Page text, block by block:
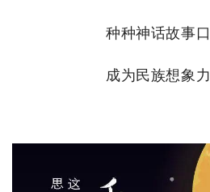
种种神话故事
成为民族想象